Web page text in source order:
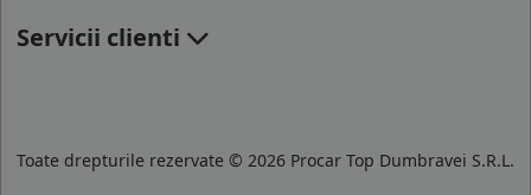
Servicii clienti
Toate drepturile rezervate © 2026 Procar Top Dumbravei S.R.L.